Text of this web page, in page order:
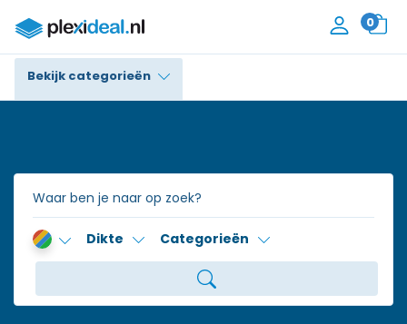
0
Bekijk categorieën
Trespa® / HPL
Alupanel / Dibond®
Dikte Categorieën